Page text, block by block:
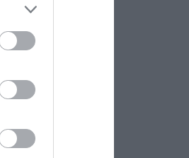
los
su área
en
en
del